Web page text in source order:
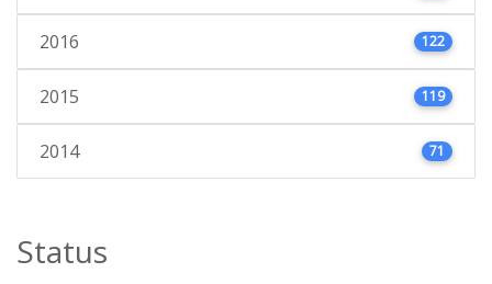
2016 122
2015 119
2014 71
Status